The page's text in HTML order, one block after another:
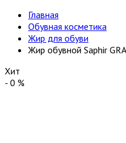
Главная
Обувная косметика
Жир для обуви
Жир обувной Saphir
Хит
- 0 %